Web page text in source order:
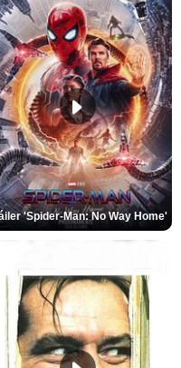
'Spider-Man: No Way Home'